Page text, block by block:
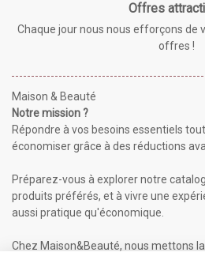
Offres
Chaque jour nous nous efforçons de
offres !
Maison & Beauté
Notre mission ?
Répondre à vos besoins essentiels
économiser grâce à des réductions
Préparez-vous à explorer notre
produits préférés, et à vivre une
aussi pratique qu'économique.
Chez Maison&Beauté, nous mettons